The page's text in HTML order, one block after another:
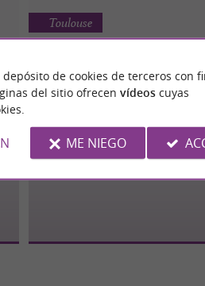
Toulouse
de cookies de terceros con
del sitio ofrecen vídeoscuyas
ME NIEGO